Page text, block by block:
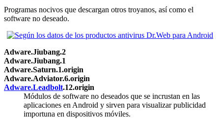
Programas nocivos que descargan otros troyanos, así como el
software no deseado.
Adware.Jiubang.2
Adware.Jiubang.1
Adware.Saturn.1.origin
Adware.Adviator.6.origin
Adware.Leadbolt.12.origin
Módulos de software no deseados que se incrustan en las
aplicaciones en Android y sirven para visualizar publicidad
importuna en dispositivos móviles.